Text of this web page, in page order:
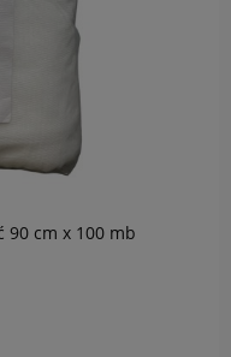
90 cm x 100 mb